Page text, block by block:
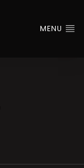
MENU